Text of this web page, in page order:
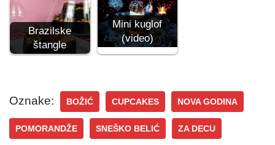
Brazilske
štangle
Mini kuglof
(video)
Oznake: BOŽIĆ CUPCAKES NOVA GODINA
POMORANDŽE SNEŠKO BELIĆ ZA DECU